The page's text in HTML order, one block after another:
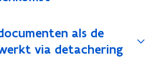
als de
via detachering